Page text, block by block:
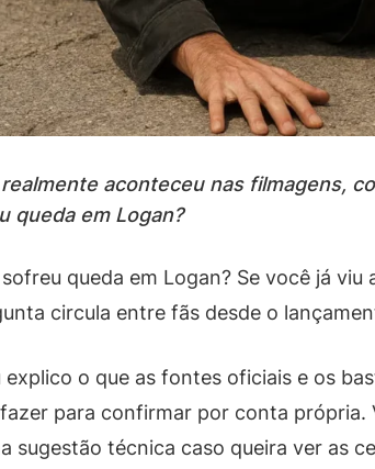
aconteceu nas filmagens,
queda em Logan?
queda em Logan? Se você já
circula entre fãs desde o
o que as fontes oficiais e os
para confirmar por conta
sugestão técnica caso queira ver as